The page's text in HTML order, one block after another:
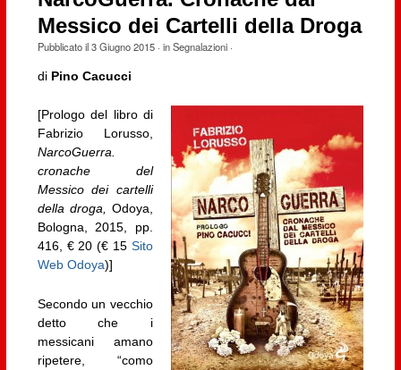
Messico dei Cartelli della Droga
Pubblicato il3 Giugno 2015· inSegnalazioni·
di Pino Cacucci
[Prologo del libro di
Fabrizio Lorusso,
NarcoGuerra.
cronache del
Messico dei cartelli
della droga, Odoya,
Bologna, 2015, pp.
416, € 20 (€ 15Sito
Web Odoya)]
Secondo un vecchio
detto che i
messicani amano
ripetere, “como